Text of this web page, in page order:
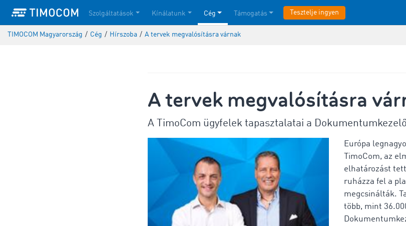
Szolgáltatások Kínálatunk Cég Támogatás Tesztelje ingyen
TIMOCOM Magyarország / Cég / Hírszoba / A tervek megvalósításra várnak
A tervek megvalósításra
A TimoCom ügyfelek tapasztalatai a
Európa
TimoCom, az
elhatározást
ruházza fel a
megcsinálták.
több, mint